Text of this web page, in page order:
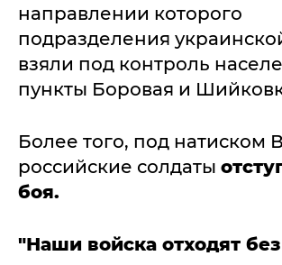
направлении которого
подразделения
взяли под контроль
пункты Боровая и
Более того, под натиском
российские солдаты
боя.
"Наши войска отходят